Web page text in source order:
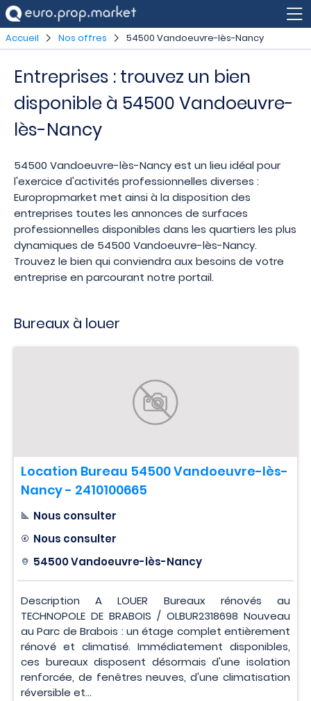
Accueil Nos offres 54500 Vandoeuvre-lès-Nancy
Entreprises : trouvez un bien
disponible à 54500 Vandoeuvre-
lès-Nancy
54500 Vandoeuvre-lès-Nancy est un lieu idéal pour
l'exercice d'activités professionnelles diverses :
Europropmarket met ainsi à la disposition des
entreprises toutes les annonces de surfaces
professionnelles disponibles dans les quartiers les plus
dynamiques de 54500 Vandoeuvre-lès-Nancy.
Trouvez le bien qui conviendra aux besoins de votre
entreprise en parcourant notre portail.
Bureaux à louer
Location Bureau 54500 Vandoeuvre-lès-
Nancy - 2410100665
Nous consulter
Nous consulter
54500 Vandoeuvre-lès-Nancy
Description A LOUER Bureaux rénovés au
TECHNOPOLE DE BRABOIS / OLBUR2318698 Nouveau
au Parc de Brabois : un étage complet entièrement
rénové et climatisé. Immédiatement disponibles,
ces bureaux disposent désormais d'une isolation
renforcée, de fenêtres neuves, d'une climatisation
réversible et...